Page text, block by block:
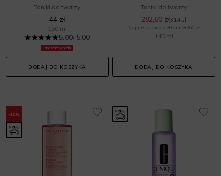
Prezent gratis
Toniki do twarzy
44 zł
150 ml
5.00/ 5.00
DODAJ DO KOSZYKA
Toniki do twarzy
282,60 zł314 zł
Najniższa cena z 30 dni: 282,60 zł
145 ml
DODAJ DO KOSZYKA
-12%